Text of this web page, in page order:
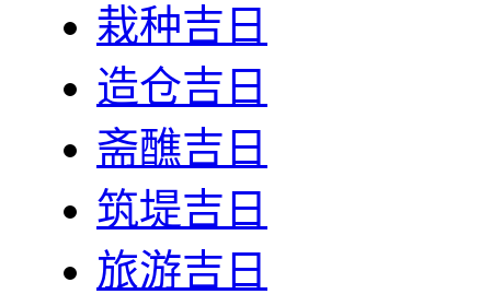
栽种吉日
造仓吉日
斋醮吉日
筑堤吉日
旅游吉日